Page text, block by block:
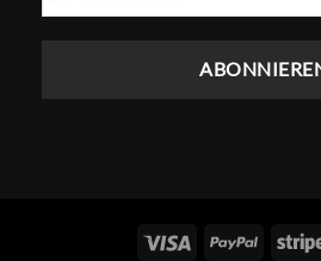
Visum PayPal